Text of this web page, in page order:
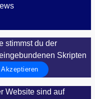
stimmst du der
Skripten
Akzeptieren
Website sind auf